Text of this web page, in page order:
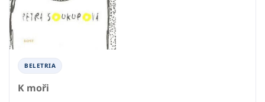
BELETRIA
K moři